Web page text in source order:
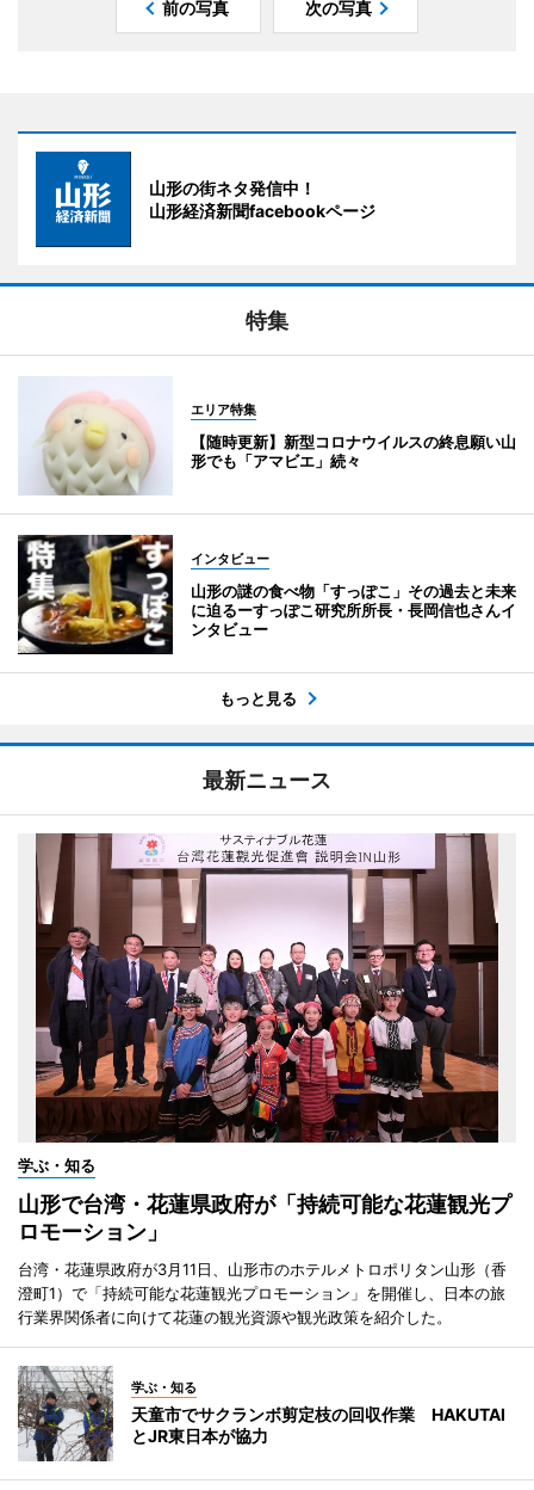
前の写真 次の写真
山形の街ネタ発信中！
山形経済新聞facebookページ
特集
エリア特集
【随時更新】新型コロナウイルスの終息願い山
形でも「アマビエ」続々
インタビュー
山形の謎の食べ物「すっぽこ」その過去と未来
に迫るーすっぽこ研究所所長・長岡信也さんイ
ンタビュー
もっと見る
最新ニュース
学ぶ・知る
山形で台湾・花蓮県政府が「持続可能な花蓮観光プ
ロモーション」
台湾・花蓮県政府が3月11日、山形市のホテルメトロポリタン山形（香
澄町1）で「持続可能な花蓮観光プロモーション」を開催し、日本の旅
行業界関係者に向けて花蓮の観光資源や観光政策を紹介した。
学ぶ・知る
天童市でサクランボ剪定枝の回収作業 HAKUTAI
とJR東日本が協力